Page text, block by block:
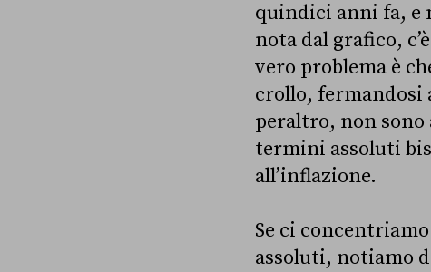
quindici anni fa, e
nota dal grafico,
vero problema è
crollo, fermandosi
peraltro, non sono
termini assoluti
all’inflazione.
Se ci
assoluti, notiamo